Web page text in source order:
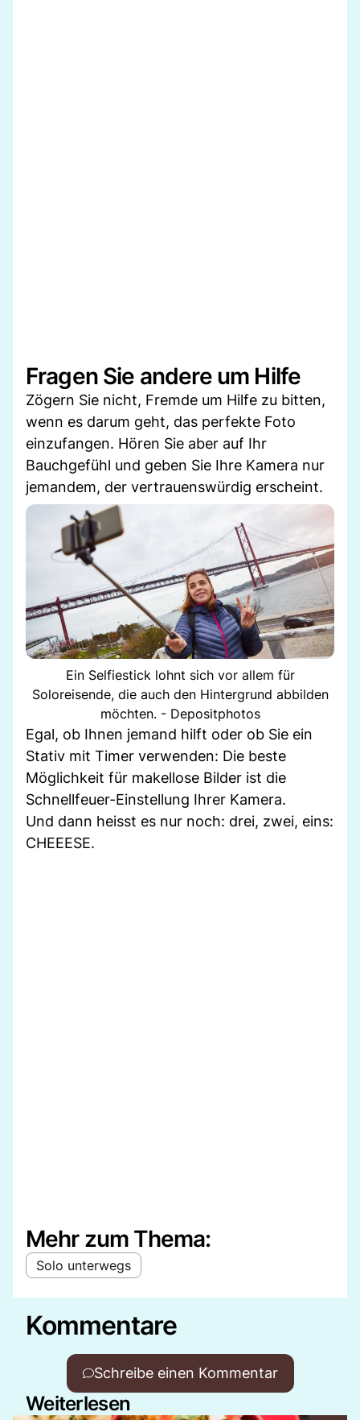
Fragen Sie andere um Hilfe
Zögern Sie nicht, Fremde um Hilfe zu bitten,
wenn es darum geht, das perfekte Foto
einzufangen. Hören Sie aber auf Ihr
Bauchgefühl und geben Sie Ihre Kamera nur
jemandem, der vertrauenswürdig erscheint.
Ein Selfiestick lohnt sich vor allem für
Soloreisende, die auch den Hintergrund abbilden
möchten. - Depositphotos
Egal, ob Ihnen jemand hilft oder ob Sie ein
Stativ mit Timer verwenden: Die beste
Möglichkeit für makellose Bilder ist die
Schnellfeuer-Einstellung Ihrer Kamera.
Und dann heisst es nur noch: drei, zwei, eins:
CHEEESE.
Mehr zum Thema:
Solo unterwegs
Kommentare
Schreibe einen Kommentar
Weiterlesen